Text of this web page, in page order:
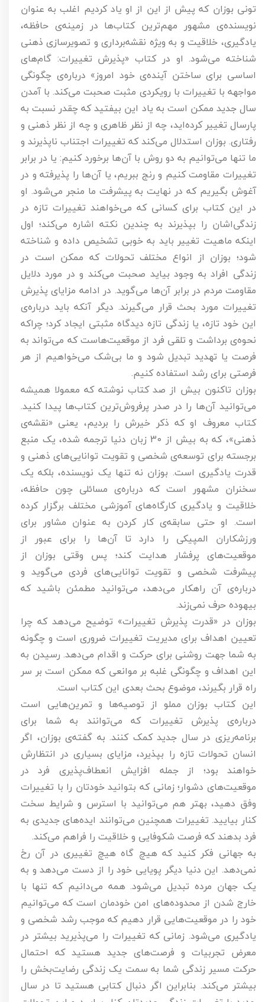
تونی بوزان که پیش از این از او یاد کردیم اغلب به عنوان
نویسنده‌ی مشهور مهم‌ترین کتاب‌ها در زمینه‌ی حافظه،
یادگیری، خلاقیت و به ویژه نقشه‌برداری و تصویرسازی ذهنی
شناخته می‌شود. او در کتاب «پذیرش تغییرات: گام‌های
اساسی برای ساختن آینده‌ی خود امروز» درباره‌ی چگونگی
مواجهه با تغییرات با رویکردی مثبت صحبت می‌کند. با آمدن
سال جدید ممکن است به یاد این بیفتید که چقدر نسبت به
پارسال تغییر کرده‌اید، چه از نظر ظاهری و چه از نظر ذهنی و
رفتاری. بوزان استدلال می‌کند که تغییرات اجتناب ناپذیرند و
ما تنها می‌توانیم به دو روش با آن‌ها برخورد کنیم: یا در برابر
تغییرات مقاومت کنیم و رنج ببریم، یا آن‌ها را پذیرفته و در
آغوش بگیریم که در نهایت به پیشرفت ما منجر می‌شود. او
در این کتاب برای کسانی که می‌خواهند تغییرات تازه در
زندگی‌اشان را بپذیرند به چندین نکته اشاره می‌کند؛ اول
اینکه ماهیت تغییر باید به خوبی تشخیص داده و شناخته
شود؛ بوزان از انواع مختلف تحولات که ممکن است در
زندگی افراد به وجود بیاید صحبت می‌کند و در مورد دلایل
مقاومت مردم در برابر آن‌ها می‌گوید. در ادامه مزایای پذیرش
تغییرات مورد بحث قرار می‌گیرند. دیگر آنکه باید درباره‌ی
این خود تازه، یا زندگی تازه دیدگاه مثبتی ایجاد کرد؛ چراکه
نحوه‌ی برداشت و تلقی فرد از موقعیت‌هاست که می‌تواند به
فرصت یا تهدید تبدیل شود و ما بی‌شک می‌خواهیم از هر
فرصتی برای رشد استفاده کنیم.
بوزان تاکنون بیش از صد کتاب نوشته که معمولا همیشه
می‌توانید آن‌ها را در صدر پرفروش‌ترین کتاب‌ها پیدا کنید.
کتاب معروف او که ذکر خیرش را بردیم، یعنی «نقشه‌ی
ذهنی»، که به بیش از 30 زبان دنیا ترجمه شده، یک منبع
برجسته برای توسعه‌ی شخصی و تقویت توانایی‌های ذهنی و
قدرت یادگیری است. بوزان نه تنها یک نویسنده، بلکه یک
سخنران مشهور است که درباره‌ی مسائلی چون حافظه،
خلاقیت و یادگیری کارگاه‌های آموزشی مختلف برگزار کرده
است. او حتی سابقه‌ی کار کردن به عنوان مشاور برای
ورزشکاران المپیکی را دارد تا آن‌ها را برای عبور از
موقعیت‌های پرفشار هدایت کند؛ پس وقتی بوزان از
پیشرفت شخصی و تقویت توانایی‌های فردی می‌گوید و
درباره‌ی آن راهکار می‌دهد، می‌توانید مطمئن باشید که
بیهوده حرف نمی‌زند.
بوزان در «قدرت پذیرش تغییرات» توضیح می‌دهد که چرا
تعیین اهداف برای مدیریت تغییرات ضروری است و چگونه
به شما جهت روشنی برای حرکت و اقدام می‌دهد. رسیدن به
این اهداف و چگونگی غلبه بر موانعی که ممکن است بر سر
راه قرار بگیرند، موضوع بحث بعدی این کتاب است.
این کتاب بوزان مملو از توصیه‌ها و تمرین‌هایی است
درباره‌ی پذیرش تغییرات که می‌توانند به شما برای
برنامه‌ریزی در سال جدید کمک کنند. به گفته‌ی بوزان، اگر
انسان تحولات تازه را بپذیرد، مزایای بسیاری در انتظارش
خواهند بود؛ از جمله افزایش انعطاف‌پذیری فرد در
موقعیت‌های دشوار؛ زمانی که بتوانید خودتان را با تغییرات
وفق دهید، بهتر هم می‌توانید با استرس و شرایط سخت
کنار بیایید. تغییرات همچنین می‌توانند ایده‌های جدیدی به
فرد بدهند که فرصت شکوفایی و خلاقیت را فراهم می‌کند.
به جهانی فکر کنید که هیچ گاه هیچ تغییری در آن رخ
نمی‌دهد. این دنیا دیگر پویایی خود را از دست می‌دهد و به
یک جهان مرده تبدیل می‌شود. همه می‌دانیم که تنها با
خارج شدن از محدوده‌های امن خودمان است که می‌توانیم
خود را در موقعیت‌هایی قرار دهیم که موجب رشد شخصی و
یادگیری می‌شود. زمانی که تغییرات را می‌پذیرید بیشتر در
معرض تجربیات و فرصت‌های جدید هستید که احتمال
حرکت مسیر زندگی شما به سمت یک زندگی رضایت‌بخش را
بیشتر می‌کند. بنابراین اگر دنبال کتابی هستید تا در سال